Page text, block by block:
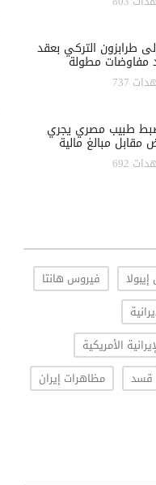
طرابزون التركي بعقد
مفاوضات مطولة
737
ضبط طبيب مصري يجري
مقابل مبالغ مالية
692
فيروس هانتا
الأمريكية
قسد
مظاهرات إيران